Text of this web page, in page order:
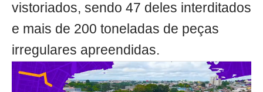
vistoriados, sendo 47 deles interditados
e mais de 200 toneladas de peças
irregulares apreendidas.